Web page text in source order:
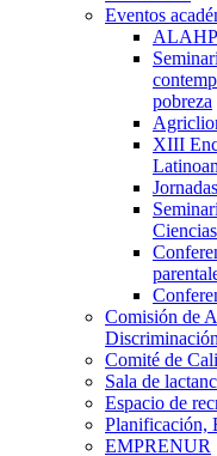
Eventos
pobreza
XIII
Comisión de
Comité de
Sala de
Espacio de
Planificación,
EMPRENUR